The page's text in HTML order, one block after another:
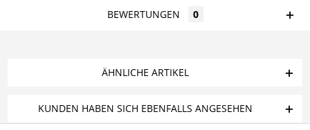
BEWERTUNGEN 0
ÄHNLICHE ARTIKEL
KUNDEN HABEN SICH EBENFALLS ANGESEHEN